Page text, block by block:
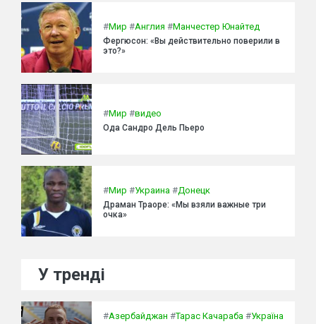
#Мир #Англия #Манчестер Юнайтед
Фергюсон: «Вы действительно поверили в
это?»
#Мир #видео
Ода Сандро Дель Пьеро
#Мир #Украина #Донецк
Драман Траоре: «Мы взяли важные три
очка»
У тренді
#Азербайджан #Тарас Качараба #Україна